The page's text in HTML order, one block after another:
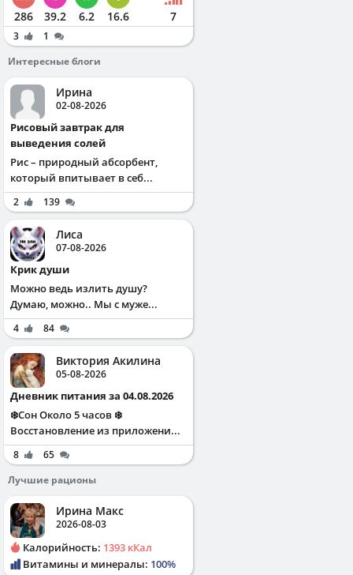
286 39.2 6.2 16.6 7
3
1
Интересные блоги
Ирина
02-08-2026
Рисовый завтрак для
выведения солей
Рис – природный абсорбент,
который впитывает в себ...
2 139
Лиса
07-08-2026
Крик души
Можно ведь излить душу?
Думаю, можно.. Мы с муже...
4 84
Виктория Акилина
05-08-2026
Дневник питания за 04.08.2026
❄️Сон Около 5 часов ❄️
Восстановление из приложени...
8
65
Лучшие рационы
Ирина Макс
2026-08-03
Калорийность: 1393 кКал
Витамины и минералы: 100%